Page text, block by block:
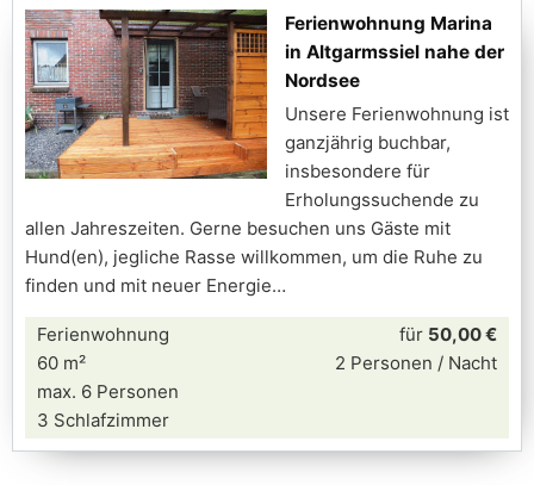
Ferienwohnung Marina
in Altgarmssiel nahe der
Nordsee
Unsere Ferienwohnung ist
ganzjährig buchbar,
insbesondere für
Erholungssuchende zu
allen Jahreszeiten. Gerne besuchen uns Gäste mit
Hund(en), jegliche Rasse willkommen, um die Ruhe zu
finden und mit neuer Energie
Ferienwohnung
60 m²
max. 6 Personen
3 Schlafzimmer
für 50,00 €
2 Personen / Nacht